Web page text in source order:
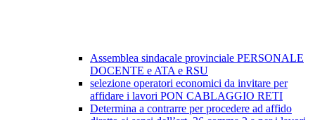
Assemblea sindacale provinciale PERSONALE
DOCENTE e ATA e RSU
selezione operatori economici da invitare per
affidare i lavori PON CABLAGGIO RETI
Determina a contrarre per procedere ad affido